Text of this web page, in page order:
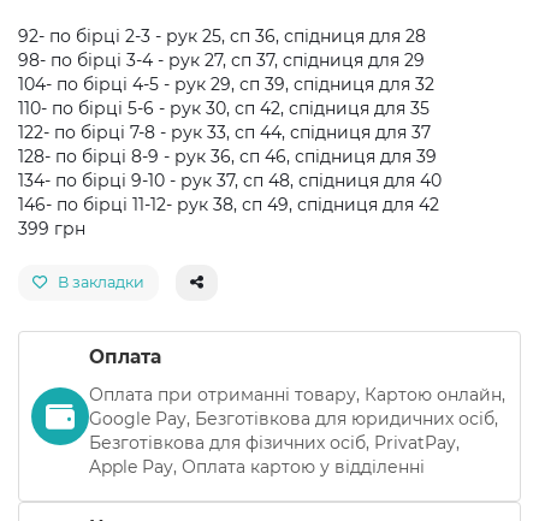
92- по бірці 2-3 - рук 25, сп 36, спідниця для 28
98- по бірці 3-4 - рук 27, сп 37, спідниця для 29
104- по бірці 4-5 - рук 29, сп 39, спідниця для 32
110- по бірці 5-6 - рук 30, сп 42, спідниця для 35
122- по бірці 7-8 - рук 33, сп 44, спідниця для 37
128- по бірці 8-9 - рук 36, сп 46, спідниця для 39
134- по бірці 9-10 - рук 37, сп 48, спідниця для 40
146- по бірці 11-12- рук 38, сп 49, спідниця для 42
399 грн
В закладки
Оплата
Оплата при отриманні товару, Картою онлайн,
Google Pay, Безготівкова для юридичних осіб,
Безготівкова для фізичних осіб, PrivatPay,
Apple Pay, Оплата картою у відділенні